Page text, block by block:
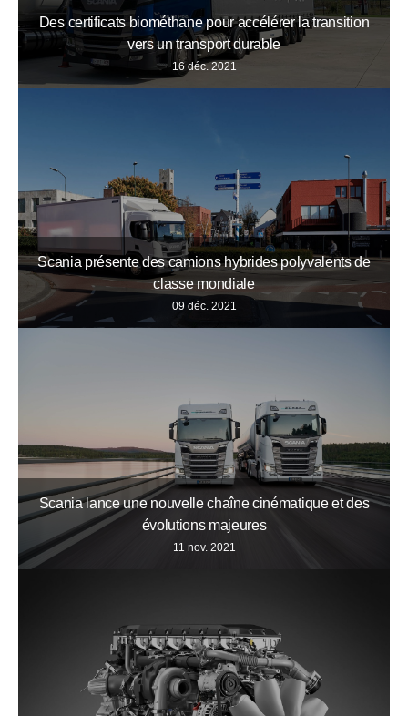
Des certificats biométhane pour accélérer la transition
vers un transport durable
16 déc. 2021
Scania présente des camions hybrides polyvalents de
classe mondiale
09 déc. 2021
Scania lance une nouvelle chaîne cinématique et des
évolutions majeures
11 nov. 2021